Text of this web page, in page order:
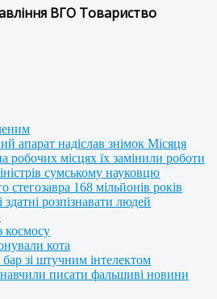
ВГО Товариство
апарат надіслав знімок Місяця
робочих місцях їх замінили роботи
сумському науковцю
стегозавра 168 мільйонів років
розпізнавати людей
космосу
кота
зі штучним інтелектом
писати фальшиві новини